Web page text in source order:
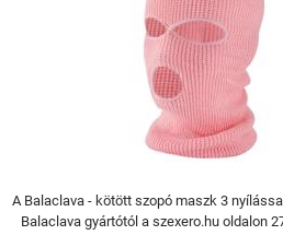
A Balaclava - kötött szopó maszk 3
Balaclava gyártótól a szexero.hu oldalon